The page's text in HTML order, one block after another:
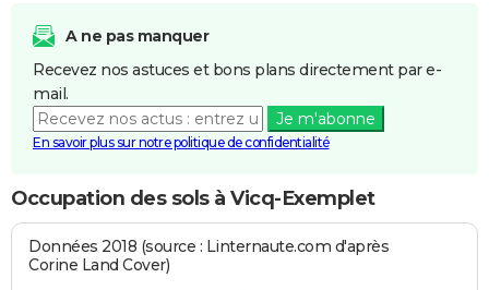
A ne pas manquer
Recevez nos astuces et bons plans directement par e-
mail.
Je m'abonne
En savoir plus sur notre politique de confidentialité
Occupation des sols à Vicq-Exemplet
Données 2018 (source : Linternaute.com d'après
Corine Land Cover)